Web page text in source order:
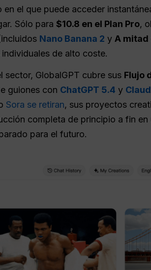
el que puede acceder
Sólo para $10.8 en el Plan Pro,
Nano Banana 2 y A mitad
de alto coste.
sector, GlobalGPT cubre sus Flujo
guiones con ChatGPT 5.4 y
Sora se retiran, sus proyectos
completa de principio a fin
para el futuro.